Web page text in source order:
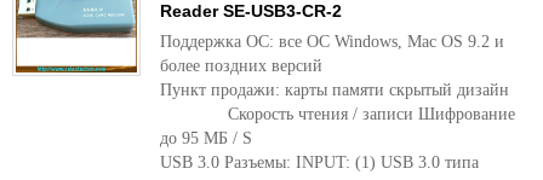
Reader SE-USB3-CR-2
Поддержка ОС: все ОС Windows, Mac OS 9.2 и
более поздних версий
Пункт продажи: карты памяти скрытый дизайн
Скорость чтения / записи Шифрование
до 95 МБ / S
USB 3.0 Разъемы: INPUT: (1) USB 3.0 типа